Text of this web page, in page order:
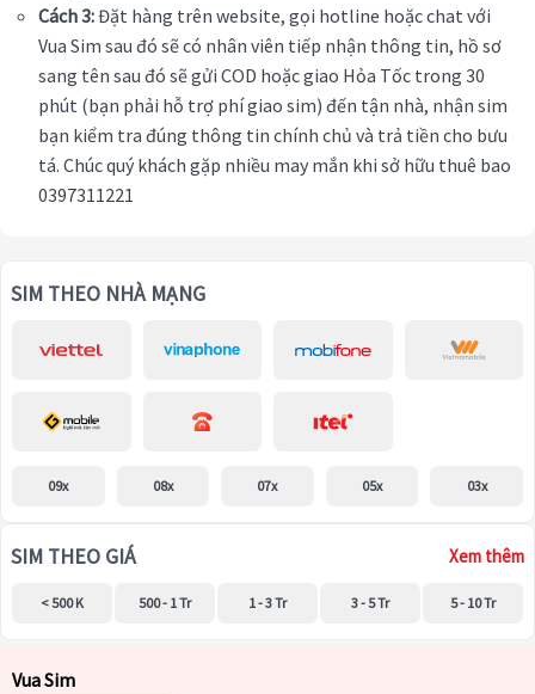
Cách 3:Đặt hàng trên website, gọi hotline hoặc chat với
Vua Sim sau đó sẽ có nhân viên tiếp nhận thông tin, hồ sơ
sang tên sau đó sẽ gửi COD hoặc giao Hỏa Tốc trong 30
phút (bạn phải hỗ trợ phí giao sim) đến tận nhà, nhận sim
bạn kiểm tra đúng thông tin chính chủ và trả tiền cho bưu
tá. Chúc quý khách gặp nhiều may mắn khi sở hữu thuê bao
0397311221
SIM THEO NHÀ MẠNG
09x 08x 07x 05x 03x
SIM THEO GIÁ Xem thêm
< 500 K 500 - 1 Tr 1 - 3 Tr 3 - 5 Tr 5 - 10 Tr
Vua Sim